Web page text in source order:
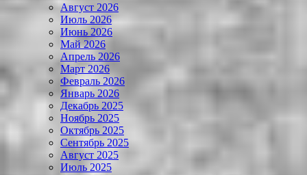
Август 2026
Июль 2026
Июнь 2026
Май 2026
Апрель 2026
Март 2026
Февраль 2026
Январь 2026
Декабрь 2025
Ноябрь 2025
Октябрь 2025
Сентябрь 2025
Август 2025
Июль 2025